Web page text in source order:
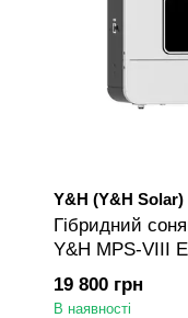
Y&H (Y&H Solar)
Гібридний
Y&H MPS-VIII
6.5 кВт)
19 800 грн
В наявності